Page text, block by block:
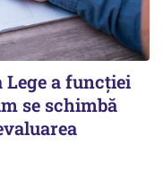
a funcției
se schimbă